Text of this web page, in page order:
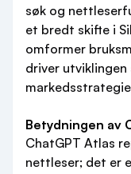
søk og
et bredt skifte i
omformer
driver
Betydningen av
ChatGPT Atlas
nettleser; det er